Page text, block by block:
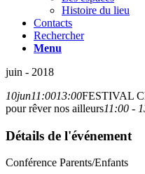
Histoire du lieu
Contacts
Rechercher
Menu
juin - 2018
10jun11:0013:00FESTIVAL
pour rêver nos ailleurs11:00 -
Détails de l'événement
Conférence Parents/Enfants